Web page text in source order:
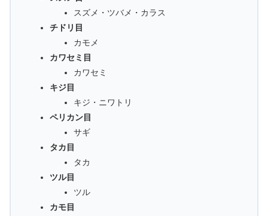
スズメ・ツバメ・カラス
チドリ目
カモメ
カワセミ目
カワセミ
キジ目
キジ・ニワトリ
ペリカン目
サギ
タカ目
タカ
ツル目
ツル
カモ目